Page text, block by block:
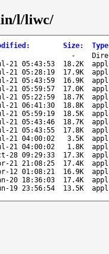
l/liwc/
: Size: Type
-
21 05:43:53 18.2K
21 05:28:19 17.9K
21 05:43:59 16.9K
21 05:59:57 17.0K
21 05:22:59 18.7K
21 06:41:30 18.8K
21 05:59:19 18.5K
21 05:43:46 18.7K
21 05:43:55 17.8K
21 04:00:02 3.5K
21 04:00:02 1.8K
28 09:29:33 17.3K
21 21:08:25 17.4K
12 01:08:21 16.9K
20 18:36:03 17.4K
19 23:56:54 13.5K